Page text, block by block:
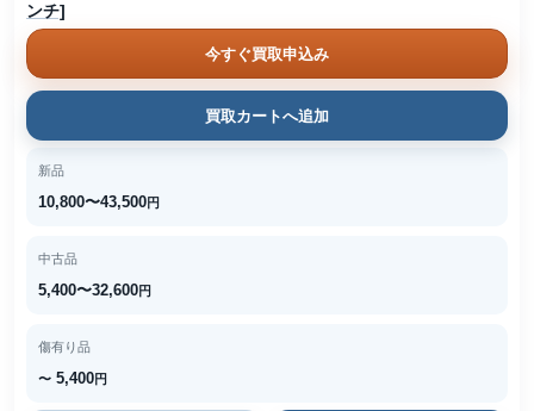
ンチ]
今すぐ買取申込み
買取カートへ追加
新品
10,800〜43,500円
中古品
5,400〜32,600円
傷有り品
〜 5,400円